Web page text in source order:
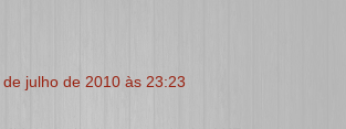
de julho de 2010 às 23:23